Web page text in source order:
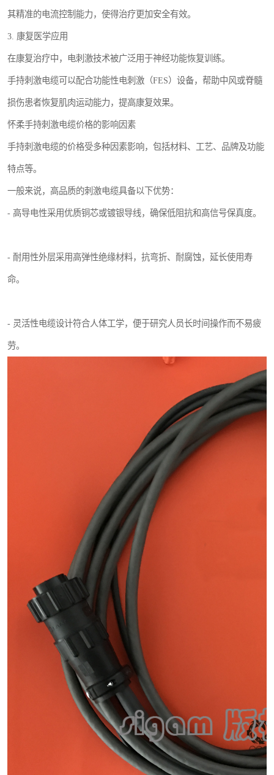
其精准的电流控制能力，使得治疗更加安全有效。
3. 康复医学应用
在康复治疗中，电刺激技术被广泛用于神经功能恢复训练。
手持刺激电缆可以配合功能性电刺激（FES）设备，帮助中风或脊髓
损伤患者恢复肌肉运动能力，提高康复效果。
怀柔手持刺激电缆价格的影响因素
手持刺激电缆的价格受多种因素影响，包括材料、工艺、品牌及功能
特点等。
一般来说，高品质的刺激电缆具备以下优势：
- 高导电性采用优质铜芯或镀银导线，确保低阻抗和高信号保真度。
- 耐用性外层采用高弹性绝缘材料，抗弯折、耐腐蚀，延长使用寿
命。
- 灵活性电缆设计符合人体工学，便于研究人员长时间操作而不易疲
劳。